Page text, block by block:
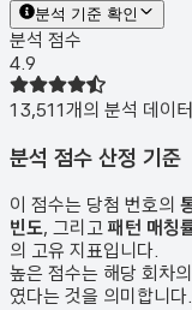
분석 기준 확인
분석 점수
4.9
13,511개의 분석 데이터
분석 점수 산정 기준
이 점수는 당첨 번호의
빈도, 그리고 패턴 매칭
의 고유 지표입니다.
높은 점수는 해당 회차
였다는 것을 의미합니다.